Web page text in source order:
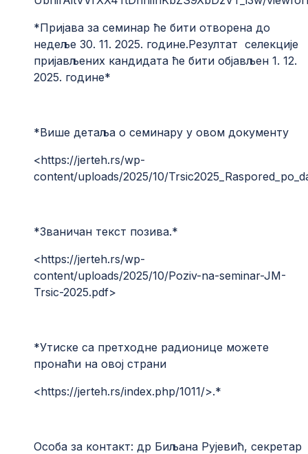
*Пријава за семинар ће бити отворена до
недеље 30. 11. 2025. године.Резултат селекције
пријављених кандидата ће бити објављен 1. 12.
2025. године*
*Више детаља о семинару у овом документу
<https://jerteh.rs/wp-
content/uploads/2025/10/
*Званичан текст позива.*
<https://jerteh.rs/wp-
content/uploads/2025/10/Poziv-na-seminar-JM-
Trsic-2025.pdf>
*Утиске са претходне радионице можете
пронаћи на овој страни
<https://jerteh.rs/index.php/1011/>.*
Особа за контакт: др Биљана Рујевић, секретар